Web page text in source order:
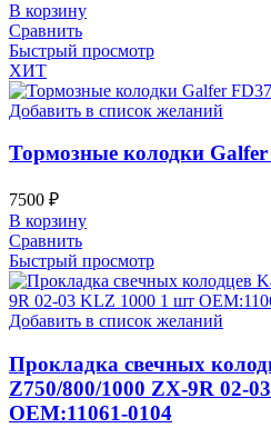
В корзину
Сравнить
Быстрый просмотр
ХИТ
Добавить в список желаний
Тормозные колодки
7500 ₽
В корзину
Сравнить
Быстрый просмотр
Добавить в список желаний
Прокладка свечных
Z750/800/1000 ZX-9R 02-
OEM:11061-0104